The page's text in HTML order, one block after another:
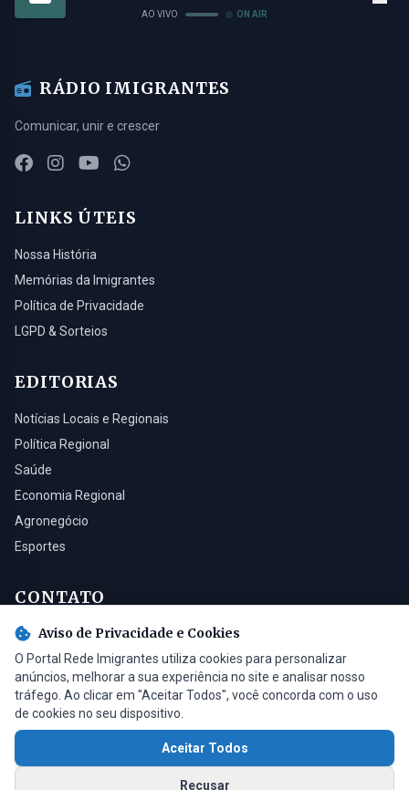
AO VIVO ON AIR
RÁDIO IMIGRANTES
Comunicar, unir e crescer
LINKS ÚTEIS
Nossa História
Memórias da Imigrantes
Política de Privacidade
LGPD & Sorteios
EDITORIAS
Notícias Locais e Regionais
Política Regional
Saúde
Economia Regional
Agronegócio
Esportes
CONTATO
Turvo - SC, 88930-000
(48) 3525-0321
contato@radioimigrantes.com.br
Aviso de Privacidade e Cookies
O Portal Rede Imigrantes utiliza cookies para personalizar
anúncios, melhorar a sua experiência no site e analisar nosso
tráfego. Ao clicar em "Aceitar Todos", você concorda com o uso
de cookies no seu dispositivo.
Recusar
Aceitar Todos